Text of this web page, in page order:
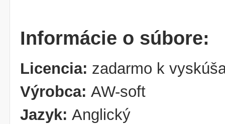
Informácie o súbore:
Licencia: zadarmo k
Výrobca: AW-soft
Jazyk: Anglický